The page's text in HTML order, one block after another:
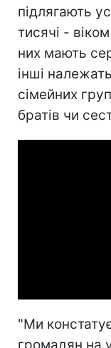
підлягають
тисячі -
них мають
інші
сімейних
братів чи
"Ми
громадян на